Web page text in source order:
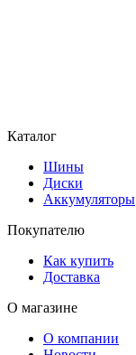
Каталог
Шины
Диски
Аккумуляторы
Покупателю
Как купить
Доставка
О магазине
О компании